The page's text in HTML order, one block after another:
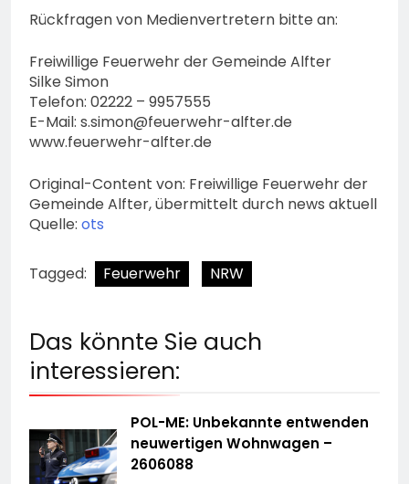
Rückfragen von Medienvertretern bitte an:
Freiwillige Feuerwehr der Gemeinde Alfter
Silke Simon
Telefon: 02222 – 9957555
E-Mail: s.simon@feuerwehr-alfter.de
www.feuerwehr-alfter.de
Original-Content von: Freiwillige Feuerwehr der
Gemeinde Alfter, übermittelt durch news aktuell
Quelle: ots
Tagged: Feuerwehr NRW
Das könnte Sie auch
interessieren:
POL-ME: Unbekannte entwenden
neuwertigen Wohnwagen –
2606088